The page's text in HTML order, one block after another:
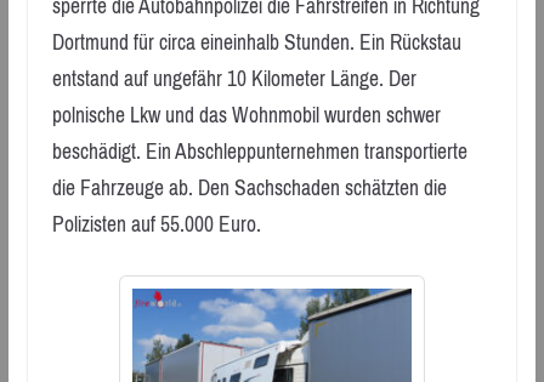
Dortmund für circa eineinhalb Stunden. Ein Rückstau
entstand auf ungefähr 10 Kilometer Länge. Der
polnische Lkw und das Wohnmobil wurden schwer
beschädigt. Ein Abschleppunternehmen transportierte
die Fahrzeuge ab. Den Sachschaden schätzten die
Polizisten auf 55.000 Euro.